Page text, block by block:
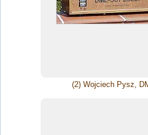
(2) Wojciech Pysz,